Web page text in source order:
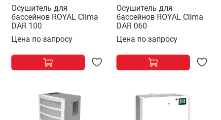
Осушитель для
бассейнов ROYAL Clima
DAR 100
Цена по запросу
Осушитель для
бассейнов ROYAL Clima
DAR 060
Цена по запросу